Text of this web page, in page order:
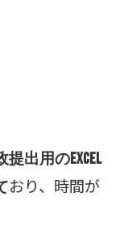
提出用のExcel
おり、時間が